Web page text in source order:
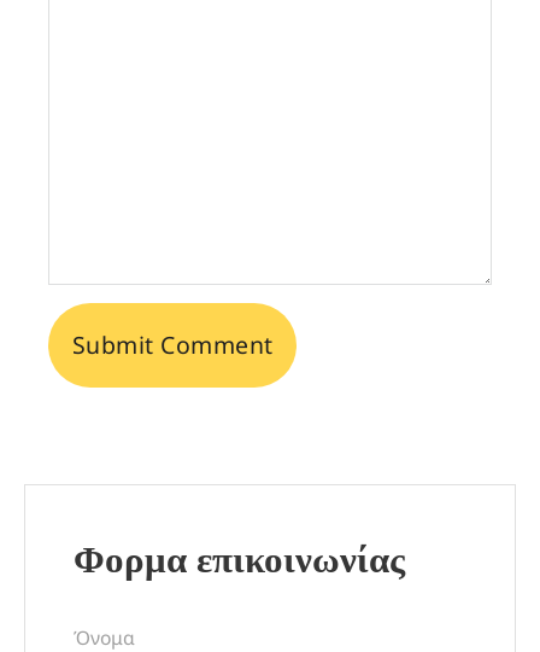
Φορμα επικοινωνίας
Όνομα